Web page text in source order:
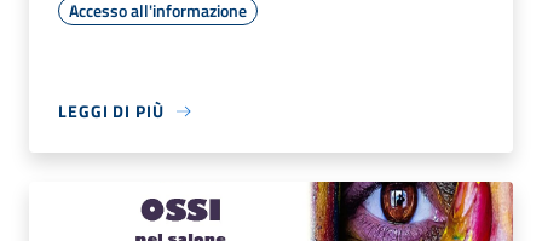
Accesso all'informazione
LEGGI DI PIÙ